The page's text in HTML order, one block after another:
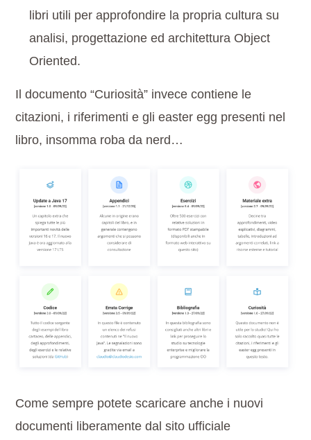
libri utili per approfondire la propria cultura su
analisi, progettazione ed architettura Object
Oriented.
Il documento “Curiosità” invece contiene le
citazioni, i riferimenti e gli easter egg presenti nel
libro, insomma roba da nerd…
Come sempre potete scaricare anche i nuovi
documenti liberamente dal sito ufficiale